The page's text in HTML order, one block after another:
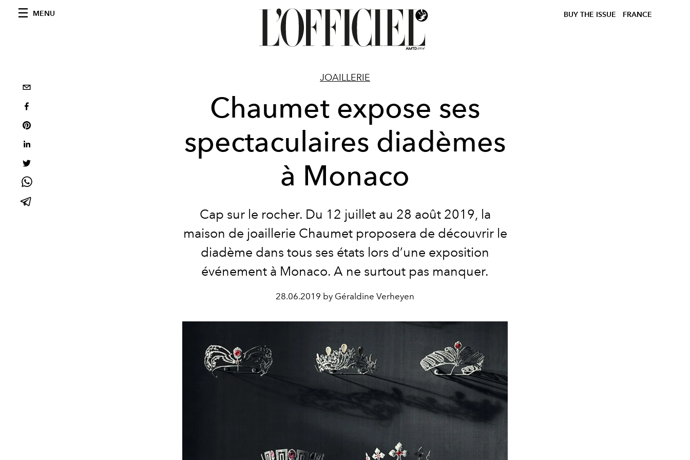
MENU BUY THE ISSUE FRANCE
JOAILLERIE
Chaumet expose ses
spectaculaires diadèmes
à Monaco
Cap sur le rocher. Du 12 juillet au 28 août 2019, la
maison de joaillerie Chaumet proposera de découvrir le
diadème dans tous ses états lors d’une exposition
événement à Monaco. A ne surtout pas manquer.
28.06.2019 by Géraldine Verheyen